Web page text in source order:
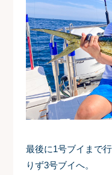
最後に1号ブイまで
りず3号ブイへ。